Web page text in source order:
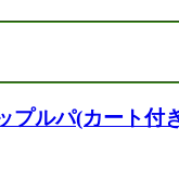
プルパ(カー